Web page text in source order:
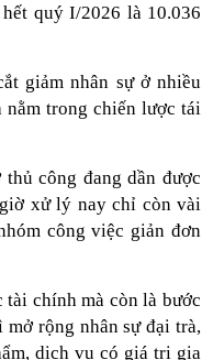
quý I/2026 là 10.036
giảm nhân sự ở nhiều
nằm trong chiến lược tái
công đang dần được
xử lý nay chỉ còn vài
công việc giản đơn
chính mà còn là bước
rộng nhân sự đại trà,
dịch vụ có giá trị gia